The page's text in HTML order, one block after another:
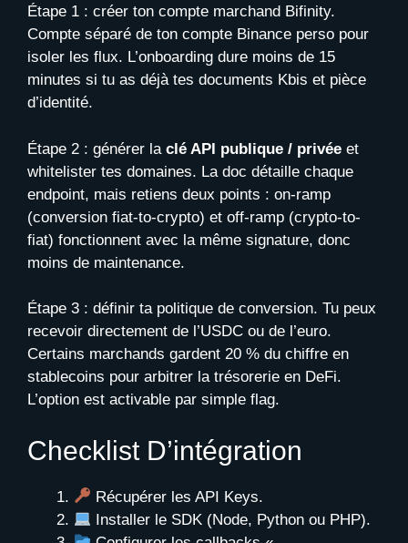
Étape 1 : créer ton compte marchand Bifinity.
Compte séparé de ton compte Binance perso pour
isoler les flux. L’onboarding dure moins de 15
minutes si tu as déjà tes documents Kbis et pièce
d’identité.
Étape 2 : générer la clé API publique / privée et
whitelister tes domaines. La doc détaille chaque
endpoint, mais retiens deux points : on-ramp
(conversion fiat-to-crypto) et off-ramp (crypto-to-
fiat) fonctionnent avec la même signature, donc
moins de maintenance.
Étape 3 : définir ta politique de conversion. Tu peux
recevoir directement de l’USDC ou de l’euro.
Certains marchands gardent 20 % du chiffre en
stablecoins pour arbitrer la trésorerie en DeFi.
L’option est activable par simple flag.
Checklist D’intégration
Récupérer les API Keys.
Installer le SDK (Node, Python ou PHP).